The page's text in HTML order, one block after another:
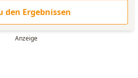
den Ergebnissen